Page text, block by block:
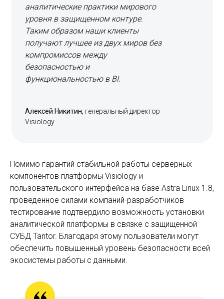
аналитические практики мирового
уровня в защищенном контуре.
Таким образом наши клиенты
получают лучшее из двух миров без
компромиссов между
безопасностью и
функциональностью в BI.
Алексей Никитин, генеральный директор
Visiology
Помимо гарантий стабильной работы серверных
компонентов платформы Visiology и
пользовательского интерфейса на базе Astra Linux 1.8,
проведенное силами компаний-разработчиков
тестирование подтвердило возможность установки
аналитической платформы в связке с защищенной
СУБД Tantor. Благодаря этому пользователи могут
обеспечить повышенный уровень безопасности всей
экосистемы работы с данными.